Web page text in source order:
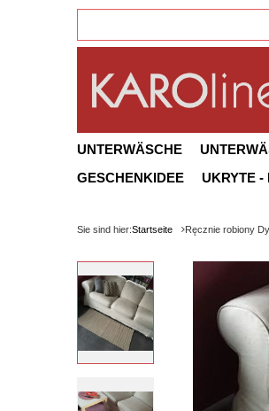
UNTERWÄSCHE
GESCHENKIDEE
UKRYTE -
Sie sind hier:Startseite Ręcznie robiony